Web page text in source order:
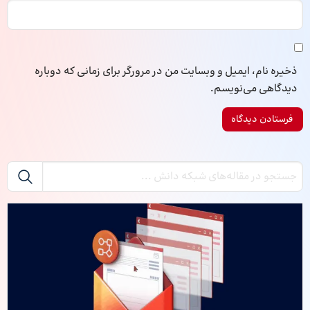
ذخیره نام، ایمیل و وبسایت من در مرورگر برای زمانی که دوباره
دیدگاهی می‌نویسم.